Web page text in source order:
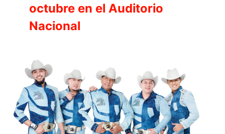
octubre en el Auditorio
Nacional